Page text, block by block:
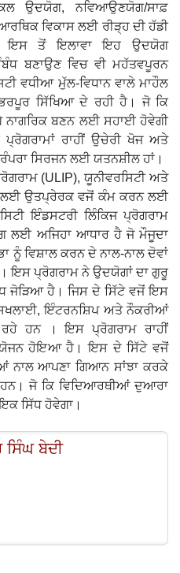
ਉਦਯੋਗ, ਨਵਿਆਉਣਯੋਗ/ਸਾਫ਼
ਵਿਕਾਸ ਲਈ ਰੀੜ੍ਹ ਦੀ ਹੱਡੀ
ਇਸ ਤੋਂ ਇਲਾਵਾ ਇਹ ਉਦਯੋਗ
ਬਣਾਉਣ ਵਿਚ ਵੀ ਮਹੱਤਵਪੂਰਨ
ਵਧੀਆ ਮੁੱਲ-ਵਿਧਾਨ ਵਾਲੇ ਮਾਹੌਲ
ਸਿੱਖਿਆ ਦੇ ਰਹੀ ਹੈ। ਜੋ ਕਿ
ਬਣਨ ਲਈ ਸਹਾਈ ਹੋਵੇਗੀ
ਰਾਹੀਂ ਉਚੇਰੀ ਖੋਜ ਅਤੇ
ਸਿਰਜਨ ਲਈ ਯਤਨਸ਼ੀਲ ਹਾਂ।
(ULIP), ਯੂਨੀਵਰਸਿਟੀ ਅਤੇ
ਉਤਪ੍ਰੇਰਕ ਵਜੋਂ ਕੰਮ ਕਰਨ ਲਈ
ਇੰਡਸਟਰੀ ਲਿੰਕਿਜ ਪ੍ਰੋਗਰਾਮ
ਲਈ ਅਜਿਹਾ ਆਧਾਰ ਹੈ ਜੋ ਮੌਜੂਦਾ
ਨੂੰ ਵਿਸ਼ਾਲ ਕਰਨ ਦੇ ਨਾਲ-ਨਾਲ ਦੋਵਾਂ
ਇਸ ਪ੍ਰੋਗਰਾਮ ਨੇ ਉਦਯੋਗਾਂ ਦਾ ਗੁਰੂ
ਜੋੜਿਆ ਹੈ। ਜਿਸ ਦੇ ਸਿੱਟੇ ਵਜੋਂ ਇਸ
ਇੰਟਰਨਸ਼ਿਪ ਅਤੇ ਨੌਕਰੀਆਂ
ਹਨ । ਇਸ ਪ੍ਰੋਗਰਾਮ ਰਾਹੀਂ
ਹੋਇਆ ਹੈ। ਇਸ ਦੇ ਸਿੱਟੇ ਵਜੋਂ
ਨਾਲ ਆਪਣਾ ਗਿਆਨ ਸਾਂਝਾ ਕਰਕੇ
ਹਨ। ਜੋ ਕਿ ਵਿਦਿਆਰਥੀਆਂ ਦੁਆਰਾ
ਸਿੱਧ ਹੋਵੇਗਾ।
ਸਿੰਘ ਬੇਦੀ